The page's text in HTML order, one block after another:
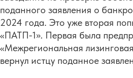
поданного заявления о
2024 года. Это уже вторая
«ПАТП-1». Первая была
«Межрегиональная
вернул истцу поданное